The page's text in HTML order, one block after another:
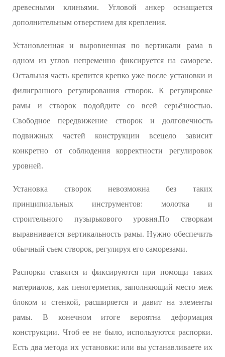
древесными клиньями. Угловой анкер оснащается
дополнительным отверстием для крепления.
Установленная и выровненная по вертикали рама в
одном из углов непременно фиксируется на саморезе.
Остальная часть крепится крепко уже после установки и
филигранного регулирования створок. К регулировке
рамы и створок подойдите со всей серьёзностью.
Свободное передвижение створок и долговечность
подвижных частей конструкции всецело зависит
конкретно от соблюдения корректности регулировок
уровней.
Установка створок невозможна без таких
принципиальных инструментов: молотка и
строительного пузырькового уровня.По створкам
выравнивается вертикальность рамы. Нужно обеспечить
обычный съем створок, регулируя его саморезами.
Распорки ставятся и фиксируются при помощи таких
материалов, как пеногерметик, заполняющий место меж
блоком и стенкой, расширяется и давит на элементы
рамы. В конечном итоге вероятна деформация
конструкции. Чтоб ее не было, используются распорки.
Есть два метода их установки: или вы устанавливаете их